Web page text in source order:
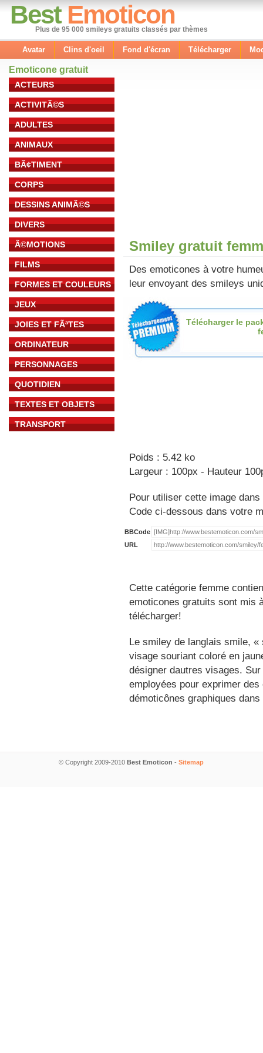
Best Emoticon
Plus de 95 000 smileys gratuits classés par thèmes
Avatar Clins d'oeil Fond d'écran Télécharger
Emoticone gratuit
ACTEURS
ACTIVITÃ©S
ADULTES
ANIMAUX
BÃ¢TIMENT
CORPS
DESSINS ANIMÃ©S
DIVERS
Ã©MOTIONS
FILMS
FORMES ET COULEURS
JEUX
JOIES ET FÃªTES
ORDINATEUR
PERSONNAGES
QUOTIDIEN
TEXTES ET OBJETS
TRANSPORT
Smiley gratuit
Des emoticones à votre
leur envoyant des smileys
Télécharger le
Poids : 5.42 ko
Largeur : 100px - Hauteur
Pour utiliser cette image
Code ci-dessous dans votre
BBCode
URL
Cette catégorie femme
emoticones gratuits sont mis
télécharger!
Le smiley de langlais smile,
visage souriant coloré en
désigner dautres visages.
employées pour exprimer
démoticônes graphiques
© Copyright 2009-2010 Best Emoticon - Sitemap